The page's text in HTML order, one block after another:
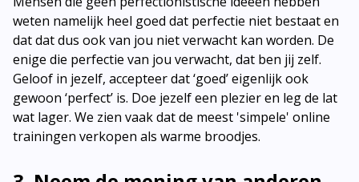
weten namelijk heel goed dat perfectie niet bestaat en
dat dat dus ook van jou niet verwacht kan worden. De
enige die perfectie van jou verwacht, dat ben jij zelf.
Geloof in jezelf, accepteer dat ‘goed’ eigenlijk ook
gewoon ‘perfect’ is. Doe jezelf een plezier en leg de lat
wat lager. We zien vaak dat de meest 'simpele' online
trainingen verkopen als warme broodjes.